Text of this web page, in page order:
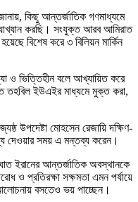
কিছু আন্তর্জাতিক গণমাধ্যমে
করছি। সংযুক্ত আরব আমিরাত
বিশেষ করে ৩ বিলিয়ন মার্কিন
ও ভিত্তিহীন বলে আখ্যায়িত করে
তহবিল ইউএইর মাধ্যমে মুক্ত করা,
উপদেষ্টা মোহসেন রেজায়ি দক্ষিণ-
দেওয়ার সময় এ মন্তব্য করেন।
ইরানের আন্তর্জাতিক অবস্থানকে
ও প্রতিরক্ষা সক্ষমতা এমন পর্যায়ে
বসতেও ভয় পাচ্ছেন।